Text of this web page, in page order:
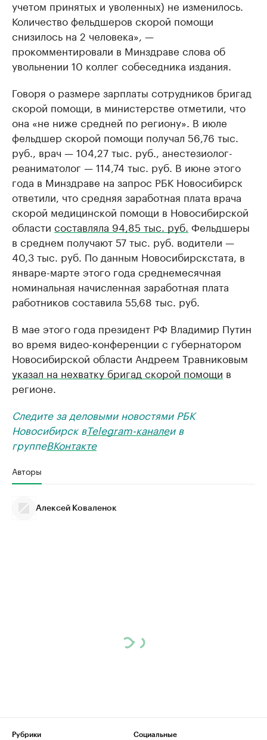
учетом принятых и уволенных) не изменилось.
Количество фельдшеров скорой помощи
снизилось на 2 человека», —
прокомментировали в Минздраве слова об
увольнении 10 коллег собеседника издания.
Говоря о размере зарплаты сотрудников бригад
скорой помощи, в министерстве отметили, что
она «не ниже средней по региону». В июле
фельдшер скорой помощи получал 56,76 тыс.
руб., врач — 104,27 тыс. руб., анестезиолог-
реаниматолог — 114,74 тыс. руб. В июне этого
года в Минздраве на запрос РБК Новосибирск
ответили, что средняя заработная плата врача
скорой медицинской помощи в Новосибирской
области составляла 94,85 тыс. руб. Фельдшеры
в среднем получают 57 тыс. руб. водители —
40,3 тыс. руб. По данным Новосибирскстата, в
январе-марте этого года среднемесячная
номинальная начисленная заработная плата
работников составила 55,68 тыс. руб.
В мае этого года президент РФ Владимир Путин
во время видео-конференции с губернатором
Новосибирской области Андреем Травниковым
указал на нехватку бригад скорой помощи в
регионе.
Следите за деловыми новостями РБК
Новосибирск вTelegram-каналеи в
группеВКонтакте
Авторы
Алексей Коваленок
Рубрики
Социальные